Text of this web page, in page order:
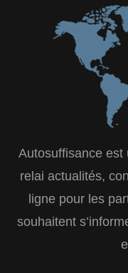
Autosuffisance est
relai actualités,
ligne pour les
souhaitent